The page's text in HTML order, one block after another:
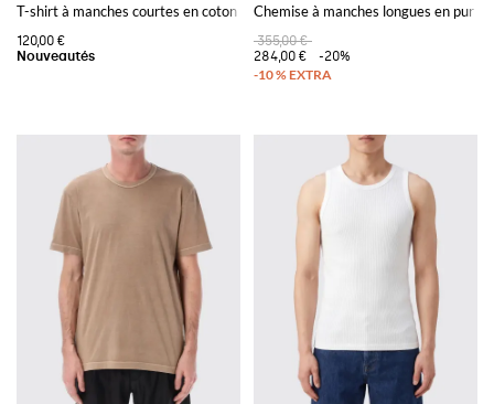
T-shirt à manches courtes en coton avec col ras du cou
120,00 €
Chemise à manches longues en pur
355,00 €
284,00 €
-20%